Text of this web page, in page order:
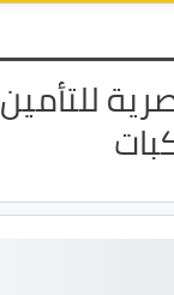
للتأمين